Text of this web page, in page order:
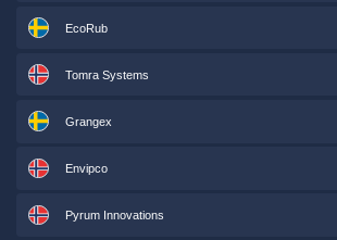
EcoRub
Tomra Systems
Grangex
Envipco
Pyrum Innovations